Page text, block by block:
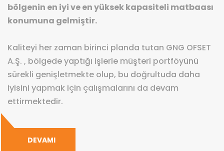
bölgenin en iyi ve en yüksek kapasiteli matbaası
konumuna gelmiştir.
Kaliteyi her zaman birinci planda tutan GNG OFSET
A.Ş. , bölgede yaptığı işlerle müşteri portföyünü
sürekli genişletmekte olup, bu doğrultuda daha
iyisini yapmak için çalışmalarını da devam
ettirmektedir.
DEVAMI